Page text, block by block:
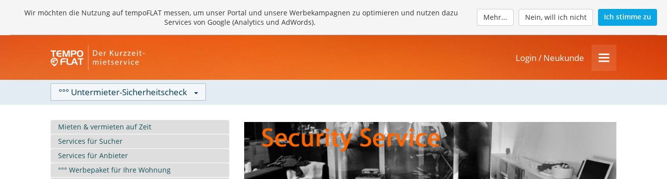
Wir möchten die Nutzung auf tempoFLAT messen, um unser Portal und unsere Werbekampagnen zu optimieren und nutzen dazu
Services von Google (Analytics und AdWords).
Mehr... Nein, will ich nicht Ich stimme zu
Login / Neukunde
°°° Untermieter-Sicherheitscheck
Mieten & vermieten auf Zeit
Services für Sucher
Services für Anbieter
°°° Werbepaket für Ihre Wohnung